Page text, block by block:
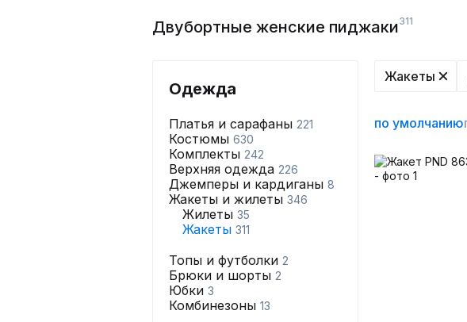
Двубортные женские пиджаки311
Одежда
Платья и сарафаны 221
Костюмы 630
Комплекты 242
Верхняя одежда 226
Джемперы и кардиганы 8
Жакеты и жилеты 346
Жилеты 35
Жакеты 311
Топы и футболки 2
Брюки и шорты 2
Юбки 3
Комбинезоны 13
Жакеты
по умолчанию